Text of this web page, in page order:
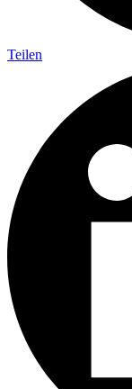
Teilen